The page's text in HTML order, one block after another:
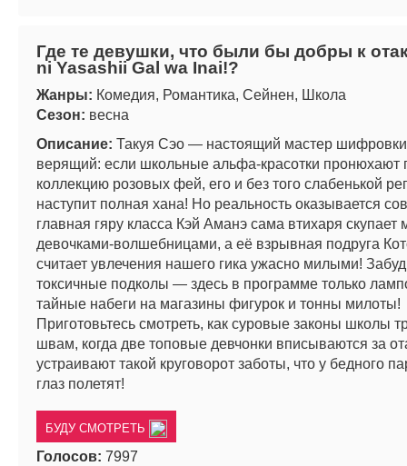
Где те девушки, что были бы добры к
ni Yasashii Gal wa Inai!?
Жанры: Комедия, Романтика, Сейнен, Школа
Сезон: весна
Описание: Такуя Сэо — настоящий мастер
верящий: если школьные альфа-красотки пронюхают
коллекцию розовых фей, его и без того слабенькой
наступит полная хана! Но реальность оказывается
главная гяру класса Кэй Аманэ сама втихаря скупает
девочками-волшебницами, а её взрывная подруга
считает увлечения нашего гика ужасно милыми!
токсичные подколы — здесь в программе только
тайные набеги на магазины фигурок и тонны милоты!
Приготовьтесь смотреть, как суровые законы школы
швам, когда две топовые девчонки вписываются за
устраивают такой круговорот заботы, что у бедного
глаз полетят!
БУДУ СМОТРЕТЬ
Голосов: 7997